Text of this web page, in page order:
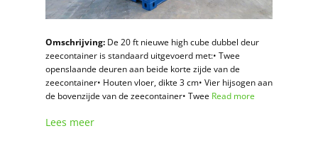
Omschrijving: De 20 ft nieuwe high cube dubbel deur
zeecontainer is standaard uitgevoerd met:• Twee
openslaande deuren aan beide korte zijde van de
zeecontainer• Houten vloer, dikte 3 cm• Vier hijsogen aan
de bovenzijde van de zeecontainer• Twee Read more
Lees meer